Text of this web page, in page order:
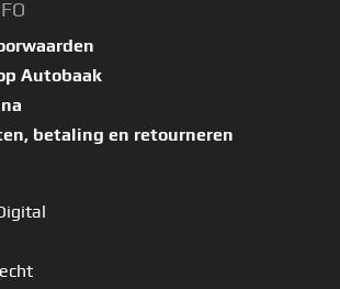
Autobaak
betaling en retourneren